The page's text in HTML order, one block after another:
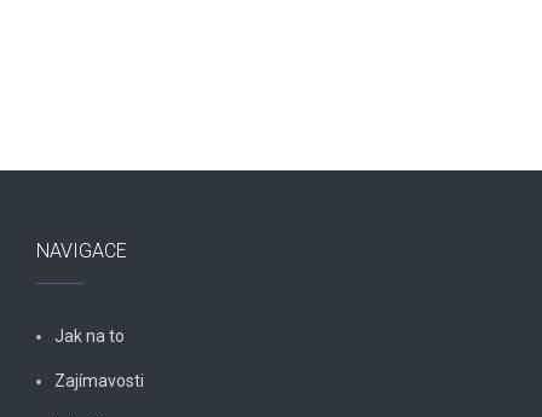
NAVIGACE
Jak na to
Zajímavosti